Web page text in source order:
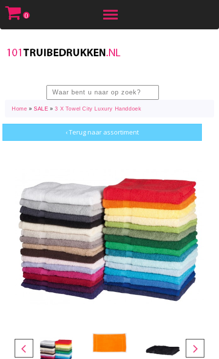
Toggle
0
Home »SALE »3 X Towel City Luxury Handdoek
‹ Terug naar assortiment